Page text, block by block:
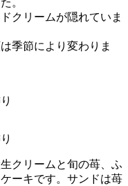
クリームが隠れていま
季節により変わりま
クリームと旬の苺、ふ
ーキです。サンドは苺